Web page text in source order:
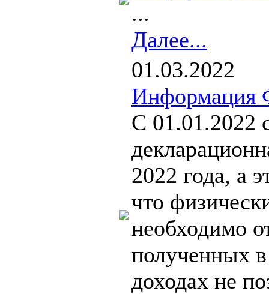
...
Далее...
01.03.2022
Информация
С 01.01.2022
2022 года, а
что
необходимо
полученных
доходах не